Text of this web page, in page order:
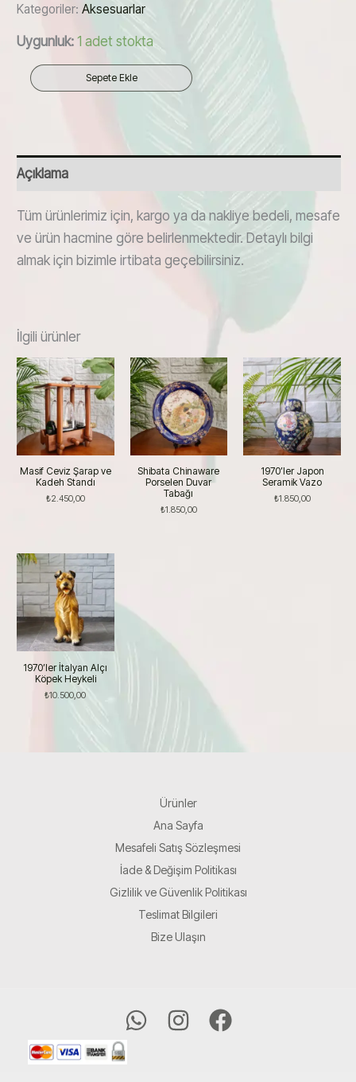
Kategoriler: Aksesuarlar
Uygunluk: 1 adet stokta
Sedef
Mum
Söndürücü
adet
Sepete Ekle
Açıklama
Tüm ürünlerimiz için, kargo ya da nakliye bedeli, mesafe
ve ürün hacmine göre belirlenmektedir. Detaylı bilgi
almak için bizimle irtibata geçebilirsiniz.
İlgili ürünler
Masif Ceviz Şarap ve
Kadeh Standı
₺2.450,00
Shibata Chinaware
Porselen Duvar
Tabağı
₺1.850,00
1970’ler Japon
Seramik Vazo
₺1.850,00
1970’ler İtalyan Alçı
Köpek Heykeli
₺10.500,00
Ürünler
Ana Sayfa
Mesafeli Satış Sözleşmesi
İade & Değişim Politikası
Gizlilik ve Güvenlik Politikası
Teslimat Bilgileri
Bize Ulaşın